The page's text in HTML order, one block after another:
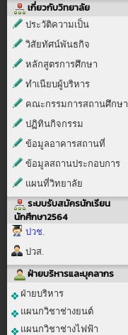
เกี่ยวกับวิทยาลัย
ประวัติความเป็น
วิสัยทัศน์พันธกิจ
หลักสูตรการศึกษา
ทำเนียบผู้บริหาร
คณะกรรมการสถานศึกษา
ปฏิทินกิจกรรม
ข้อมูลอาคารสถานที่
ข้อมูลสถานประกอบการ
แผนที่วิทยาลัย
ระบบรับสมัครนักเรียน
นักศึกษา2564
ปวช.
ปวส.
ฝ่ายบริหารและบุคลากร
ฝ่ายบริหาร
แผนกวิชาช่างยนต์
แผนกวิชาช่างไฟฟ้า